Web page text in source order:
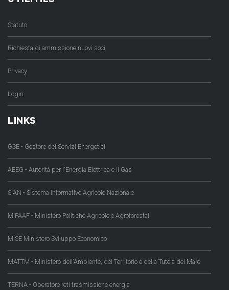
Statuto
Richiesta di ammissione nuovi soci
Privacy
Login
LINKS
GSE - Gestore dei Servizi Energetici
AEEG - Autorità per l'Energia Elettrica e il Gas
SIAN - Sistema Informativo Agricolo Nazionale
MIPAAF - Ministero Politiche Agricole e Agroforestali
MISE Ministero Sviluppo Economico
MATTM - Ministero dell'Ambiente, del Territorio e della Tutela del Mare
TERNA - Operatore reti trasmissione energia